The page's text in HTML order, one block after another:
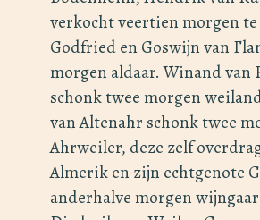
verkocht veertien morgen
Godfried en Goswijn van
morgen aldaar. Winand van
schonk twee morgen
van Altenahr schonk twee
Ahrweiler, deze zelf
Almerik en zijn echtgenote
anderhalve morgen